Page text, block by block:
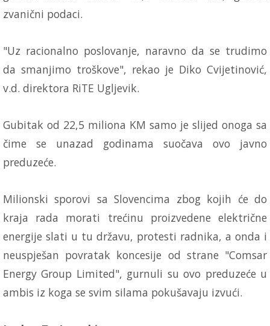
zvanični podaci.
"Uz racionalno poslovanje, naravno da se trudimo
da smanjimo troškove", rekao je Diko Cvijetinović,
v.d. direktora RiTE Ugljevik.
Gubitak od 22,5 miliona KM samo je slijed onoga sa
čime se unazad godinama suočava ovo javno
preduzeće.
Milionski sporovi sa Slovencima zbog kojih će do
kraja rada morati trećinu proizvedene električne
energije slati u tu državu, protesti radnika, a onda i
neuspješan povratak koncesije od strane "Comsar
Energy Group Limited", gurnuli su ovo preduzeće u
ambis iz koga se svim silama pokušavaju izvući.